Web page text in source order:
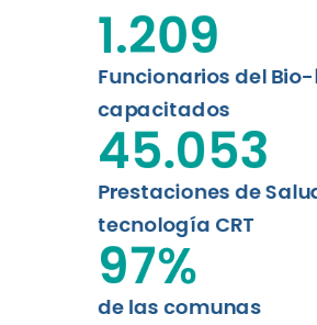
Funcionarios del
capacitados
1.209
Prestaciones de
tecnología CRT
45.053
de las comunas
97%